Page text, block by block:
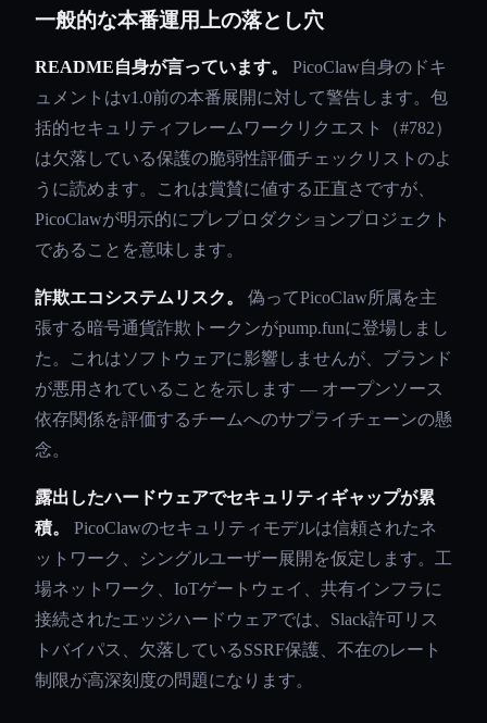
一般的な本番運用上の落とし穴
README自身が言っています。
PicoClaw自身のドキ
ュメントはv1.0前の本番展開に対して警告します。包
括的セキュリティフレームワークリクエスト（#782）
は欠落している保護の脆弱性評価チェックリストのよ
うに読めます。これは賞賛に値する正直さですが、
PicoClawが明示的にプレプロダクションプロジェクト
であることを意味します。
詐欺エコシステムリスク。
偽ってPicoClaw所属を主
張する暗号通貨詐欺トークンがpump.funに登場しまし
た。これはソフトウェアに影響しませんが、ブランド
が悪用されていることを示します — オープンソース
依存関係を評価するチームへのサプライチェーンの懸
念。
露出したハードウェアでセキュリティギャップが累
積。
PicoClawのセキュリティモデルは信頼されたネ
ットワーク、シングルユーザー展開を仮定します。工
場ネットワーク、IoTゲートウェイ、共有インフラに
接続されたエッジハードウェアでは、Slack許可リス
トバイパス、欠落しているSSRF保護、不在のレート
制限が高深刻度の問題になります。